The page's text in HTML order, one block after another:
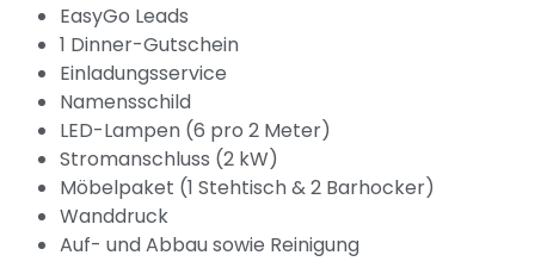
EasyGo Leads
1 Dinner-Gutschein
Einladungsservice
Namensschild
LED-Lampen (6 pro 2 Meter)
Stromanschluss (2 kW)
Möbelpaket (1 Stehtisch & 2 Barhocker)
Wanddruck
Auf- und Abbau sowie Reinigung